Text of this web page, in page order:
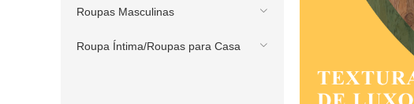
Roupas Masculinas
Roupa Íntima/Roupas para Casa